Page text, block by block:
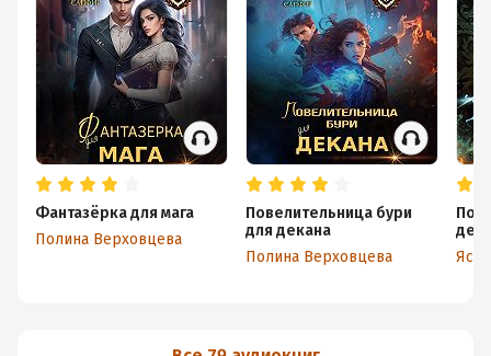
Фантазёрка для мага
Полина Верховцева
Повелительница бури
для декана
Полина Верховцева